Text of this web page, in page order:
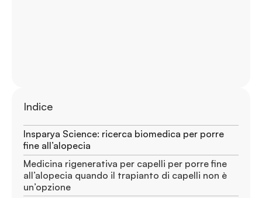
Indice
Insparya Science: ricerca biomedica per porre
fine all’alopecia
Medicina rigenerativa per capelli per porre fine
all’alopecia quando il trapianto di capelli non è
un’opzione